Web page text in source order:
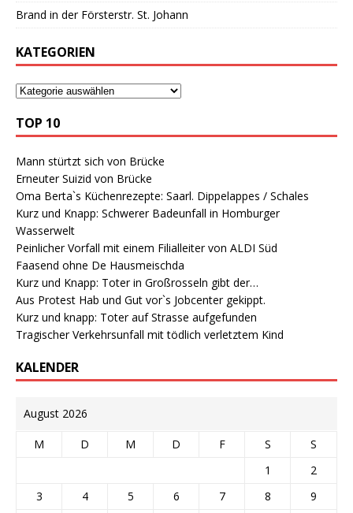
Brand in der Försterstr. St. Johann
KATEGORIEN
TOP 10
Mann stürtzt sich von Brücke
Erneuter Suizid von Brücke
Oma Berta`s Küchenrezepte: Saarl. Dippelappes / Schales
Kurz und Knapp: Schwerer Badeunfall in Homburger
Wasserwelt
Peinlicher Vorfall mit einem Filialleiter von ALDI Süd
Faasend ohne De Hausmeischda
Kurz und Knapp: Toter in Großrosseln gibt der…
Aus Protest Hab und Gut vor`s Jobcenter gekippt.
Kurz und knapp: Toter auf Strasse aufgefunden
Tragischer Verkehrsunfall mit tödlich verletztem Kind
KALENDER
August 2026
M D M D F S
S
1
2
3
4 5 6 7 8
9